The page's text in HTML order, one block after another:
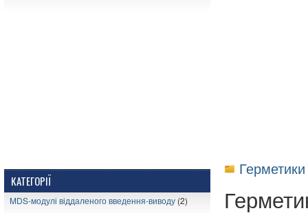
КАТЕГОРІЇ
MDS-модулі віддаленого введення-виводу (2)
Герметики